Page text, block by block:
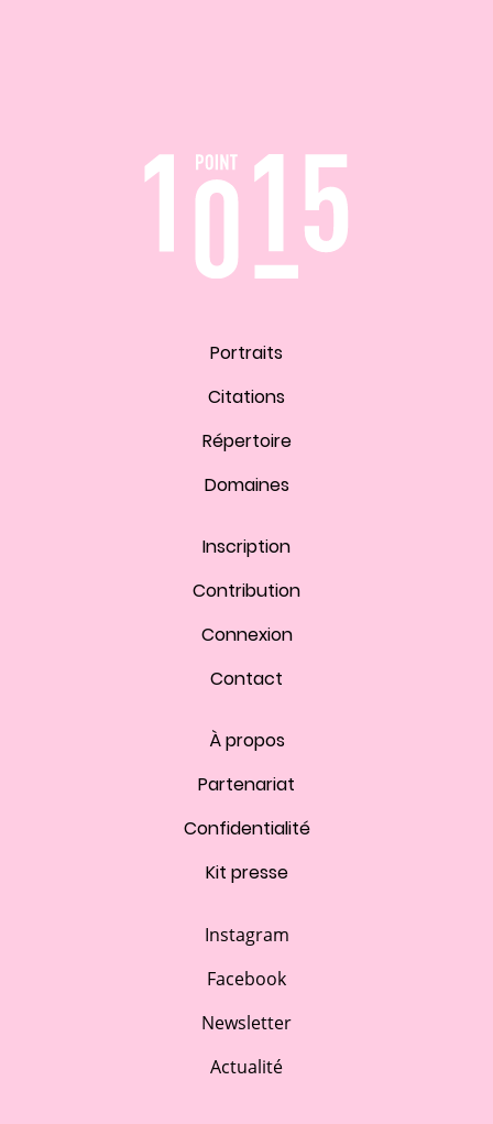
Portraits
Citations
Répertoire
Domaines
Inscription
Contribution
Connexion
Contact
À propos
Partenariat
Confidentialité
Kit presse
Instagram
Facebook
Newsletter
Actualité